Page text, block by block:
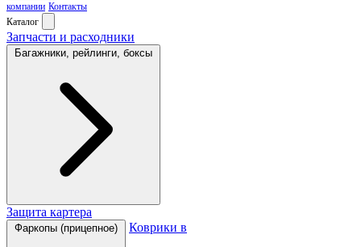
компании Контакты
Каталог
Запчасти и расходники
Багажники, рейлинги, боксы
Защита картера
Фаркопы (прицепное) Коврики в